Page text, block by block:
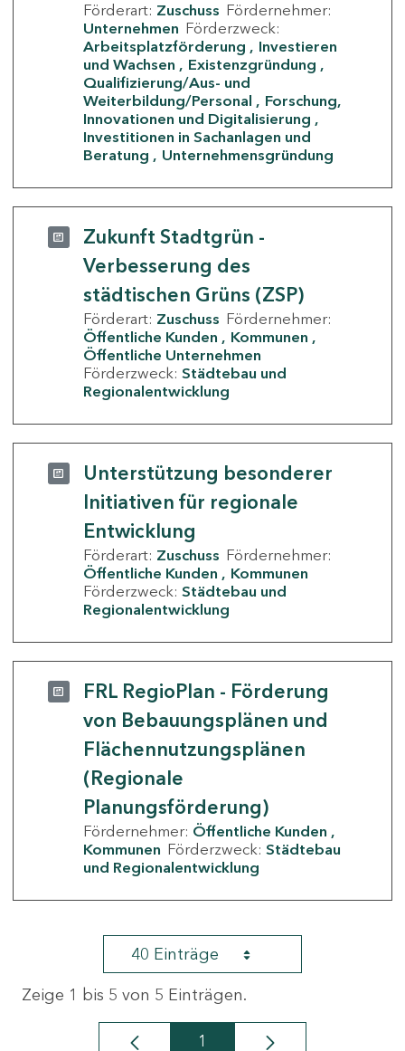
Förderart: Zuschuss Fördernehmer:
Unternehmen Förderzweck:
Arbeitsplatzförderung
Investieren
und Wachsen
Existenzgründung
Qualifizierung/Aus- und
Weiterbildung/Personal
Forschung,
Innovationen und Digitalisierung
Investitionen in Sachanlagen und
Beratung
Unternehmensgründung
Zukunft Stadtgrün -
Verbesserung des
städtischen Grüns (ZSP)
Förderart: Zuschuss Fördernehmer:
Öffentliche Kunden
Kommunen
Öffentliche Unternehmen
Förderzweck: Städtebau und
Regionalentwicklung
Unterstützung besonderer
Initiativen für regionale
Entwicklung
Förderart: Zuschuss Fördernehmer:
Öffentliche Kunden
Kommunen
Förderzweck: Städtebau und
Regionalentwicklung
FRL RegioPlan - Förderung
von Bebauungsplänen und
Flächennutzungsplänen
(Regionale
Planungsförderung)
Fördernehmer: Öffentliche Kunden
Kommunen Förderzweck: Städtebau
und Regionalentwicklung
40 Einträge
Zeige 1 bis 5 von 5 Einträgen.
1